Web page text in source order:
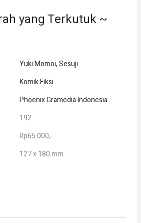
yang Terkutuk ~
Yuki Momoi, Sesuji
Komik Fiksi
Phoenix Gramedia Indonesia
192
Rp65.000,-
127 x 180 mm